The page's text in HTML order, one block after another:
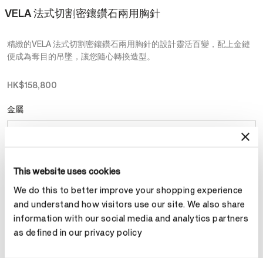
This website uses cookies
We do this to better improve your shopping experience
and understand how visitors use our site. We also share
information with our social media and analytics partners
as defined in our privacy policy
VELA 法式切割密鑲鑽石兩用胸針
精緻的VELA 法式切割密鑲鑽石兩用胸針的設計靈活百變，配上金鏈
便成為奪目的吊墜，讓您隨心轉換造型。
HK$158,800
金屬